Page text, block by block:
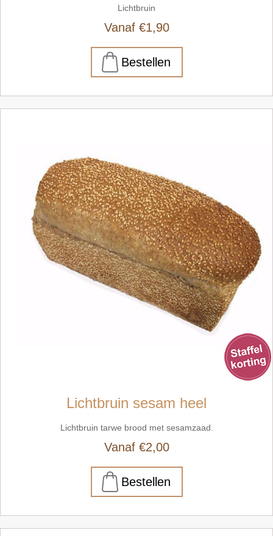
Lichtbruin
Vanaf €1,90
Lichtbruin sesam heel
Lichtbruin tarwe brood met sesamzaad.
Vanaf €2,00